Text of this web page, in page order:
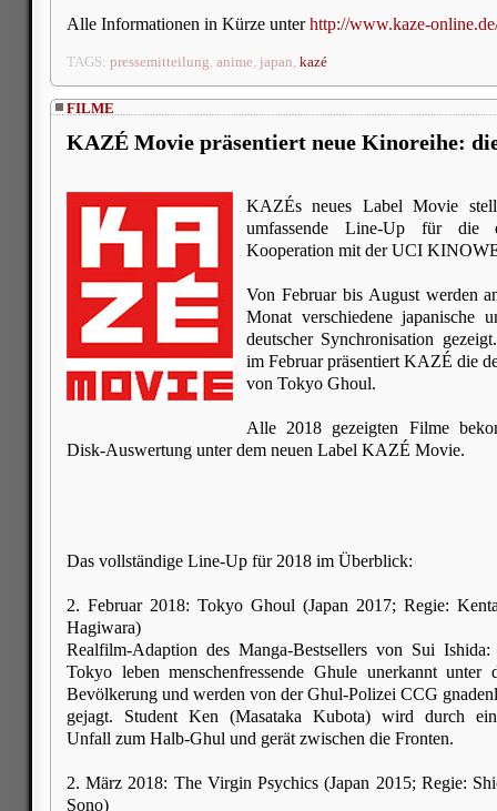
Alle Informationen in Kürze unterhttp://www.kaze-
TAGS: pressemitteilung, anime, japan, kazé
FILME
KAZÉ Movie präsentiert neue Kinoreihe:
KAZÉs neues Label Movie
umfassende Line-Up für die
Kooperation mit der UCI
Von Februar bis August werden
Monat verschiedene japanische
deutscher Synchronisation
im Februar präsentiert KAZÉ die
von Tokyo Ghoul.
Alle 2018 gezeigten Filme
Disk-Auswertung unter dem neuen Label KAZÉ Movie.
Das vollständige Line-Up für 2018 im Überblick:
2. Februar 2018: Tokyo Ghoul (Japan 2017; Regie:
Hagiwara)
Realfilm-Adaption des Manga-Bestsellers von Sui
Tokyo leben menschenfressende Ghule unerkannt unter
Bevölkerung und werden von der Ghul-Polizei CCG
gejagt. Student Ken (Masataka Kubota) wird durch
Unfall zum Halb-Ghul und gerät zwischen die Fronten.
2. März 2018: The Virgin Psychics (Japan 2015; Regie:
Sono)